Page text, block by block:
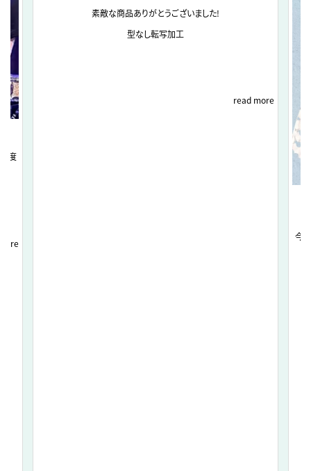
度
素敵な商品ありがとうございました!
型なし転写加工
read more
今